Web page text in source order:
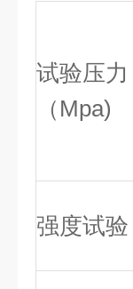
试验压力
（Mpa)
强度试验